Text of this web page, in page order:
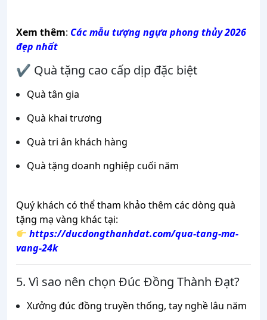
Xem thêm: Các mẫu tượng ngựa phong thủy 2026
đẹp nhất
✔ Quà tặng cao cấp dịp đặc biệt
Quà tân gia
Quà khai trương
Quà tri ân khách hàng
Quà tặng doanh nghiệp cuối năm
Quý khách có thể tham khảo thêm các dòng quà
tặng mạ vàng khác tại:
https://ducdongthanhdat.com/qua-tang-ma-
vang-24k
5. Vì sao nên chọn Đúc Đồng Thành Đạt?
Xưởng đúc đồng truyền thống, tay nghề lâu năm